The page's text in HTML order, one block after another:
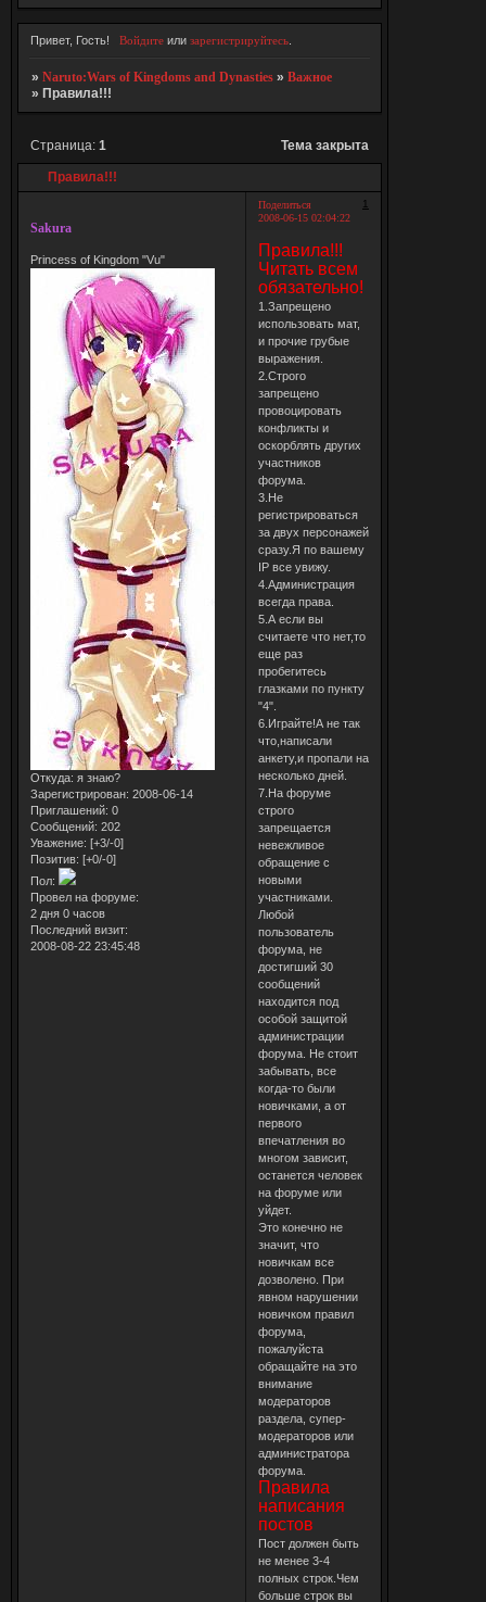
Привет, Гость! Войдитеили зарегистрируйтесь.
»Naruto:Wars of Kingdoms and Dynasties »Важное
»Правила!!!
Правила!!!
Страница:1 Тема закрыта
Поделиться
1
2008-06-15 02:04:22
Sakura
Princess of Kingdom "Vu"
Откуда: я знаю?
Зарегистрирован: 2008-06-14
Приглашений: 0
Сообщений: 202
Уважение: [+3/-0]
Позитив: [+0/-0]
Пол:
Провел на форуме:
2 дня 0 часов
Последний визит:
2008-08-22 23:45:48
Правила!!!
Читать всем
обязательно!
1.Запрещено
использовать мат,
и прочие грубые
выражения.
2.Строго
запрещено
провоцировать
конфликты и
оскорблять других
участников
форума.
3.Не
регистрироваться
за двух персонажей
сразу.Я по вашему
IP все увижу.
4.Администрация
всегда права.
5.А если вы
считаете что нет,то
еще раз
пробегитесь
глазками по пункту
"4".
6.Играйте!А не так
что,написали
анкету,и пропали на
несколько дней.
7.На форуме
строго
запрещается
невежливое
обращение с
новыми
участниками.
Любой
пользователь
форума, не
достигший 30
сообщений
находится под
особой защитой
администрации
форума. Не стоит
забывать, все
когда-то были
новичками, а от
первого
впечатления во
многом зависит,
останется человек
на форуме или
уйдет.
Это конечно не
значит, что
новичкам все
дозволено. При
явном нарушении
новичком правил
форума,
пожалуйста
обращайте на это
внимание
модераторов
раздела, супер-
модераторов или
администратора
форума.
Правила
написания
постов
Пост должен быть
не менее 3-4
полных строк.Чем
больше строк вы